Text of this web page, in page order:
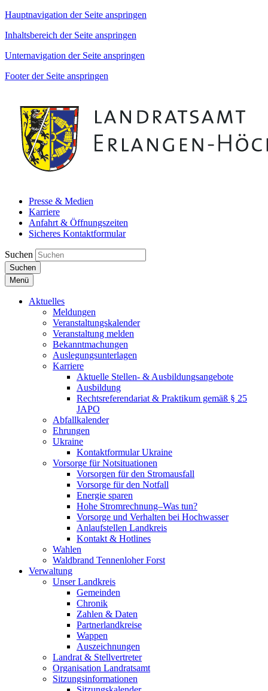
Hauptnavigation der Seite anspringen
Inhaltsbereich der Seite anspringen
Unternavigation der Seite anspringen
Footer der Seite anspringen
Presse & Medien
Karriere
Anfahrt & Öffnungszeiten
Sicheres Kontaktformular
Suchen
Suchen
Menü
Aktuelles
Meldungen
Veranstaltungskalender
Veranstaltung melden
Bekanntmachungen
Auslegungsunterlagen
Karriere
Aktuelle Stellen- & Ausbildungsangebote
Ausbildung
Rechtsreferendariat & Praktikum gemäß § 25
JAPO
Abfallkalender
Ehrungen
Ukraine
Kontaktformular Ukraine
Vorsorge für Notsituationen
Vorsorgen für den Stromausfall
Vorsorge für den Notfall
Energie sparen
Hohe Stromrechnung–Was tun?
Vorsorge und Verhalten bei Hochwasser
Anlaufstellen Landkreis
Kontakt & Hotlines
Wahlen
Waldbrand Tennenloher Forst
Verwaltung
Unser Landkreis
Gemeinden
Chronik
Zahlen & Daten
Partnerlandkreise
Wappen
Auszeichnungen
Landrat & Stellvertreter
Organisation Landratsamt
Sitzungsinformationen